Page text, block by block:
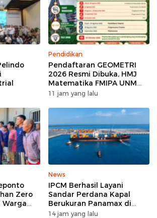
Pendidikan
Pendaftaran GEOMETRI
2026 Resmi Dibuka, HMJ
Matematika FMIPA UNM
Siapkan Ajang Kompetisi
11 jam yang lalu
Zero
Warga
News
IPCM Berhasil Layani
Sandar Perdana Kapal
Berukuran Panamax di
Pelabuhan Patimban
14 jam yang lalu